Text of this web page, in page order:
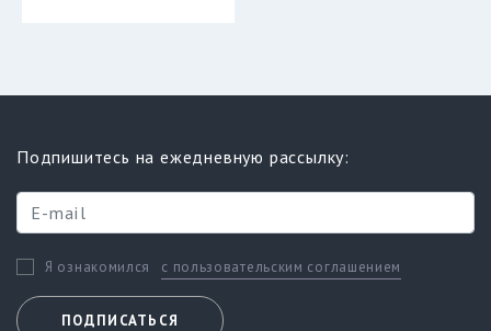
Подпишитесь на ежедневную рассылку:
Я ознакомился с пользовательским соглашением
ПОДПИСАТЬСЯ